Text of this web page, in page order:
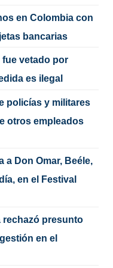
en Colombia con
bancarias
fue vetado por
es ilegal
policías y militares
otros empleados
a Don Omar, Beéle,
en el Festival
rechazó presunto
en el